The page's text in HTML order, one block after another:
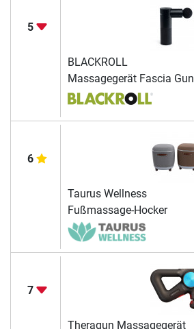
5
BLACKROLL
Massagegerät Fascia Gun
6
Taurus Wellness
Fußmassage-Hocker
7
Theragun Massagegerät